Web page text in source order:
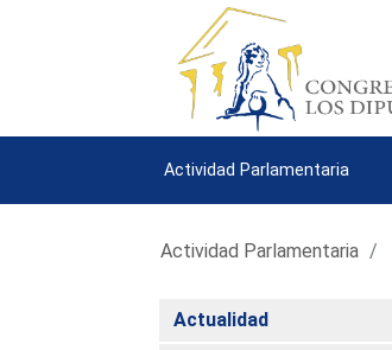
Actividad Parlamentaria
Actividad Parlamentaria
Actualidad